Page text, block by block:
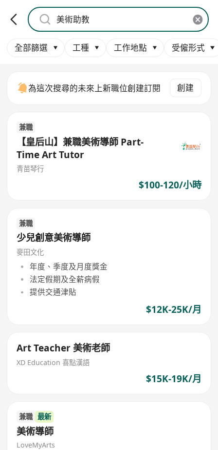
全部篩選 工種 工作地點 受僱形式
為這次搜尋的未來上新職位創建訂閱 創建
兼職
【皇后山】兼職美術導師 Part-
Time Art Tutor
青苗琴行
$100-120/小時
兼職
少兒創意美術導師
麥田文化
年度、季度及月度獎金
法定假期及全薪病假
提供交通津貼
$12K-25K/月
Art Teacher 美術老師
XD Education 喜點漢語
$15K-19K/月
兼職 最新
美術導師
LoveMyArts